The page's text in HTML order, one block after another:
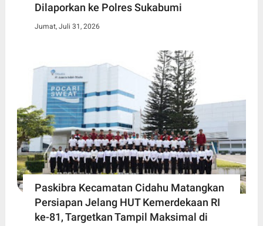
Dilaporkan ke Polres Sukabumi
Jumat, Juli 31, 2026
Paskibra Kecamatan Cidahu Matangkan
Persiapan Jelang HUT Kemerdekaan RI
ke-81, Targetkan Tampil Maksimal di